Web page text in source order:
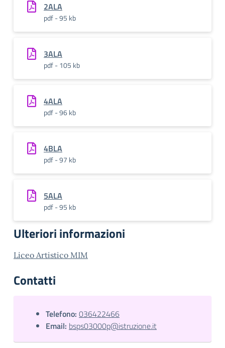
2ALA
pdf - 95 kb
3ALA
pdf - 105 kb
4ALA
pdf - 96 kb
4BLA
pdf - 97 kb
5ALA
pdf - 95 kb
Ulteriori informazioni
Liceo Artistico MIM
Contatti
Telefono: 036422466
Email: bsps03000p@istruzione.it